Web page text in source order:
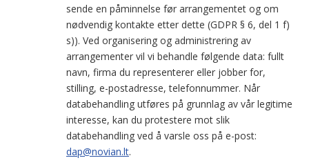
sende en påminnelse før arrangementet og om
nødvendig kontakte etter dette (GDPR § 6, del 1 f)
s)). Ved organisering og administrering av
arrangementer vil vi behandle følgende data: fullt
navn, firma du representerer eller jobber for,
stilling, e-postadresse, telefonnummer. Når
databehandling utføres på grunnlag av vår legitime
interesse, kan du protestere mot slik
databehandling ved å varsle oss på e-post:
dap@novian.lt.